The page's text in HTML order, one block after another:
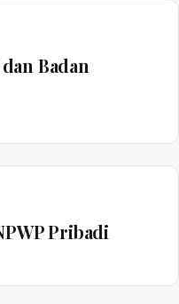
Badan
Pribadi